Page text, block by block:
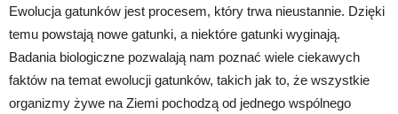
Ewolucja gatunków jest procesem, który trwa nieustannie. Dzięki
temu powstają nowe gatunki, a niektóre gatunki wyginają.
Badania biologiczne pozwalają nam poznać wiele ciekawych
faktów na temat ewolucji gatunków, takich jak to, że wszystkie
organizmy żywe na Ziemi pochodzą od jednego wspólnego